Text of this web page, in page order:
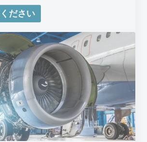
ださい